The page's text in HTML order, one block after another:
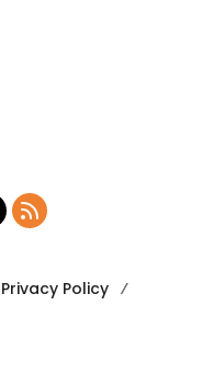
Privacy Policy